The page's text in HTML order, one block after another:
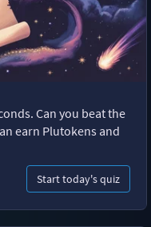
Can you beat the
earn Plutokens and
Start today's quiz